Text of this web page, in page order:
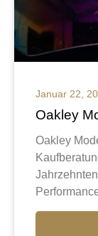
Januar 22,
Oakley
Oakley